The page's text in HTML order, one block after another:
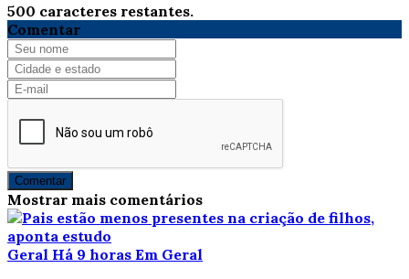
500 caracteres restantes.
Comentar
Comentar
Mostrar mais comentários
Geral Há 9 horas Em Geral